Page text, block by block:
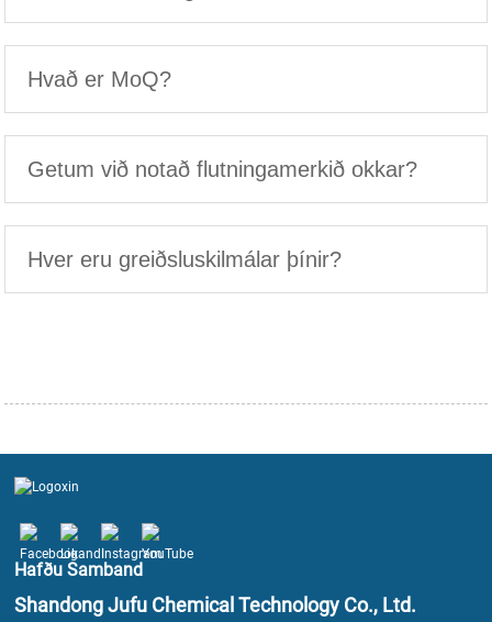
Hvað er MoQ?
Getum við notað flutningamerkið okkar?
Hver eru greiðsluskilmálar þínir?
Hafðu Samband
Shandong Jufu Chemical Technology Co., Ltd.